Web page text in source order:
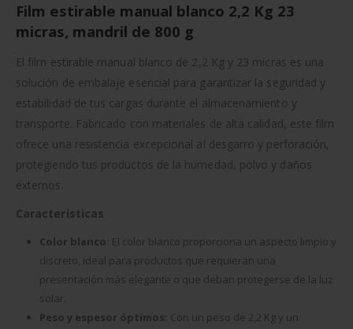
Film estirable manual blanco 2,2 Kg 23
micras, mandril de 800 g
El film estirable manual blanco de 2,2 Kg y 23 micras es una
solución de embalaje esencial para garantizar la seguridad y
estabilidad de tus cargas durante el almacenamiento y
transporte. Fabricado con materiales de alta calidad, este film
ofrece una resistencia excepcional al desgarro y perforación,
protegiendo tus productos de la humedad, polvo y daños
externos.
Características
Color blanco: El color blanco proporciona un aspecto limpio y
discreto, ideal para productos que requieran una
presentación más elegante o que deban protegerse de la luz
solar.
Peso y espesor óptimos: Con un peso de 2,2 Kg y un